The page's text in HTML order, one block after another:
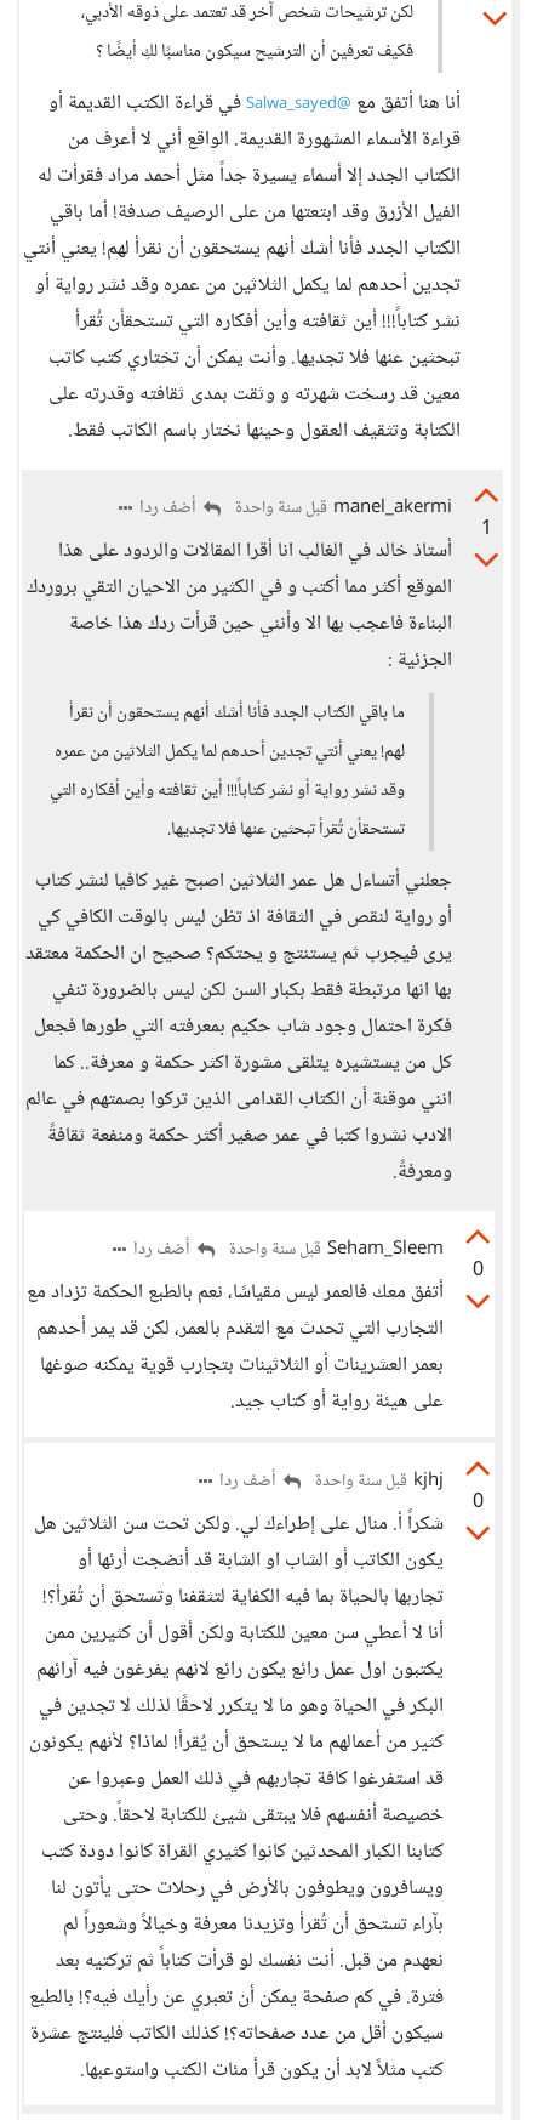
لكن ترشيحات شخص آخر قد تعتمد على ذوقه الأدبي،
فكيف تعرفين أن الترشيح سيكون مناسبًا لكِ أيضًا ؟
أنا هنا أتفق مع @Salwa_sayed
في قراءة الكتب القديمة أو
قراءة الأسماء المشهورة القديمة. الواقع أني لا أعرف من
الكتاب الجدد إلا أسماء يسيرة جداً مثل أحمد مراد فقرأت له
الفيل الأزرق وقد ابتعتها من على الرصيف صدفة! أما باقي
الكتاب الجدد فأنا أشك أنهم يستحقون أن نقرأ لهم! يعني أنتي
تجدين أحدهم لما يكمل الثلاثين من عمره وقد نشر رواية أو
نشر كتاباً!!! أين ثقافته وأين أفكاره التي تستحقأن تُقرأ
تبحثين عنها فلا تجديها. وأنت يمكن أن تختاري كتب كاتب
معين قد رسخت شهرته و وثقت بمدى ثقافته وقدرته على
الكتابة وتثقيف العقول وحينها نختار باسم الكاتب فقط.
1
manel_akermi قبل سنة واحدة أضف ردا
أستاذ خالد في الغالب انا أقرا المقالات والردود على هذا
الموقع أكثر مما أكتب و في الكثير من الاحيان التقي بروردك
البناءة فاعجب بها الا وأنني حين قرأت ردك هذا خاصة
الجزئية :
ما باقي الكتاب الجدد فأنا أشك أنهم يستحقون أن نقرأ
لهم! يعني أنتي تجدين أحدهم لما يكمل الثلاثين من عمره
وقد نشر رواية أو نشر كتاباً!!! أين ثقافته وأين أفكاره التي
تستحقأن تُقرأ تبحثين عنها فلا تجديها.
جعلني أتساءل هل عمر الثلاثين اصبح غير كافيا لنشر كتاب
أو رواية لنقص في الثقافة اذ تظن ليس بالوقت الكافي كي
يرى فيجرب ثم يستنتج و يحتكم؟ صحيح ان الحكمة معتقد
بها انها مرتبطة فقط بكبار السن لكن ليس بالضرورة تنفي
فكرة احتمال وجود شاب حكيم بمعرفته التي طورها فجعل
كل من يستشيره يتلقى مشورة اكثر حكمة و معرفة.. كما
انني موقنة أن الكتاب القدامى الذين تركوا بصمتهم في عالم
الادب نشروا كتبا في عمر صغير أكثر حكمة ومنفعة ثقافةً
ومعرفةً.
0
Seham_Sleem قبل سنة واحدة أضف ردا
أتفق معك فالعمر ليس مقياسًا، نعم بالطبع الحكمة تزداد مع
التجارب التي تحدث مع التقدم بالعمر، لكن قد يمر أحدهم
بعمر العشرينات أو الثلاثينات بتجارب قوية يمكنه صوغها
على هيئة رواية أو كتاب جيد.
0
kjhj قبل سنة واحدة أضف ردا
شكراً أ. منال على إطراءك لي. ولكن تحت سن الثلاثين هل
يكون الكاتب أو الشاب او الشابة قد أنضجت أرئها أو
تجاربها بالحياة بما فيه الكفاية لتثقفنا وتستحق أن تُقرأ؟!
أنا لا أعطي سن معين للكتابة ولكن أقول أن كثيرين ممن
يكتبون اول عمل رائع يكون رائع لانهم يفرغون فيه آرائهم
البكر في الحياة وهو ما لا يتكرر لاحقًا لذلك لا تجدين في
كثير من أعمالهم ما لا يستحق أن يُقرأ! لماذا؟ لأنهم يكونون
قد استفرغوا كافة تجاربهم في ذلك العمل وعبروا عن
خصيصة أنفسهم فلا يبتقى شيئ للكتابة لاحقاً. وحتى
كتابنا الكبار المحدثين كانوا كثيري القراة كانوا دودة كتب
ويسافرون ويطوفون بالأرض في رحلات حتى يأتون لنا
بآراء تستحق أن تُقرأ وتزيدنا معرفة وخيالاً وشعوراً لم
نعهدم من قبل. أنت نفسك لو قرأت كتاباً ثم تركتيه بعد
فترة. في كم صفحة يمكن أن تعبري عن رأيك فيه؟! بالطبع
سيكون أقل من عدد صفحاته؟! كذلك الكاتب فلينتج عشرة
كتب مثلاً لابد أن يكون قرأ مئات الكتب واستوعبها.